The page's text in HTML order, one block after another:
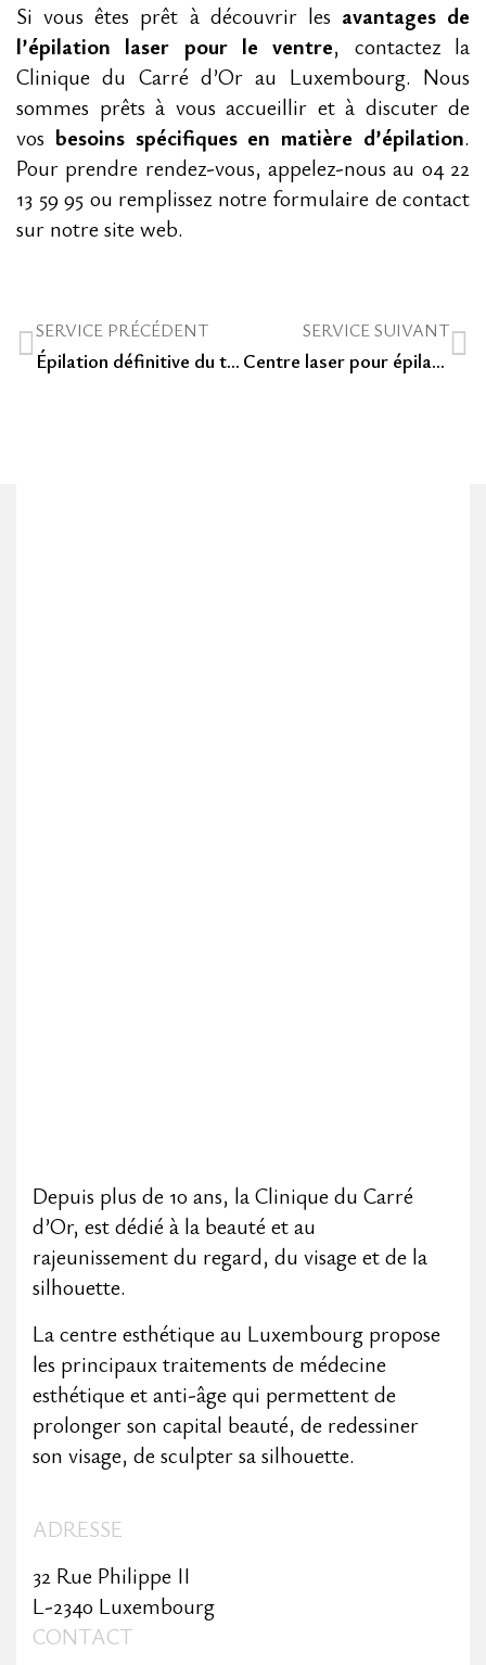
Si vous êtes prêt à découvrir les avantages de
l’épilation laser pour le ventre, contactez la
Clinique du Carré d’Or au Luxembourg. Nous
sommes prêts à vous accueillir et à discuter de
vos besoins spécifiques en matière d’épilation.
Pour prendre rendez-vous, appelez-nous au 04 22
13 59 95 ou remplissez notre formulaire de contact
sur notre site web.
SERVICE PRÉCÉDENT
Épilation définitive du torse au Luxembourg, pour en finir avec le rasage et l’épilation à la cire
SERVICE SUIVANT
Centre laser pour épilation définitive du maillot au Luxembourg
Depuis plus de 10 ans, la Clinique du Carré
d’Or, est dédié à la beauté et au
rajeunissement du regard, du visage et de la
silhouette.
La centre esthétique au Luxembourg propose
les principaux traitements de médecine
esthétique et anti-âge qui permettent de
prolonger son capital beauté, de redessiner
son visage, de sculpter sa silhouette.
ADRESSE
32 Rue Philippe II
L-2340 Luxembourg
CONTACT